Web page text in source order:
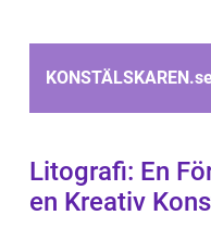
KONSTÄLSKAREN.
Litografi: En
en Kreativ